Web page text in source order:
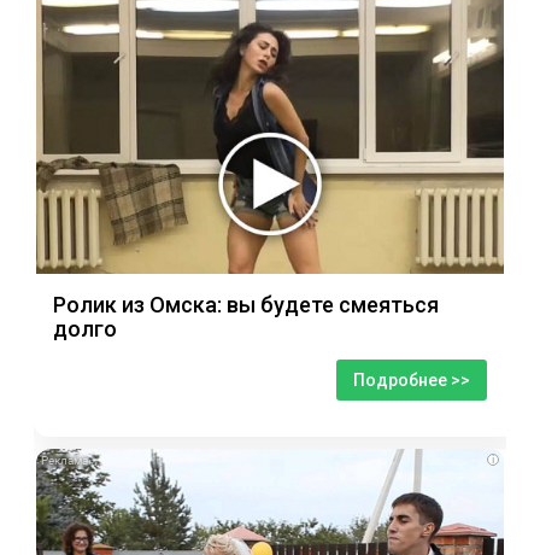
Ролик из Омска: вы будете смеяться
долго
Подробнее >>
i